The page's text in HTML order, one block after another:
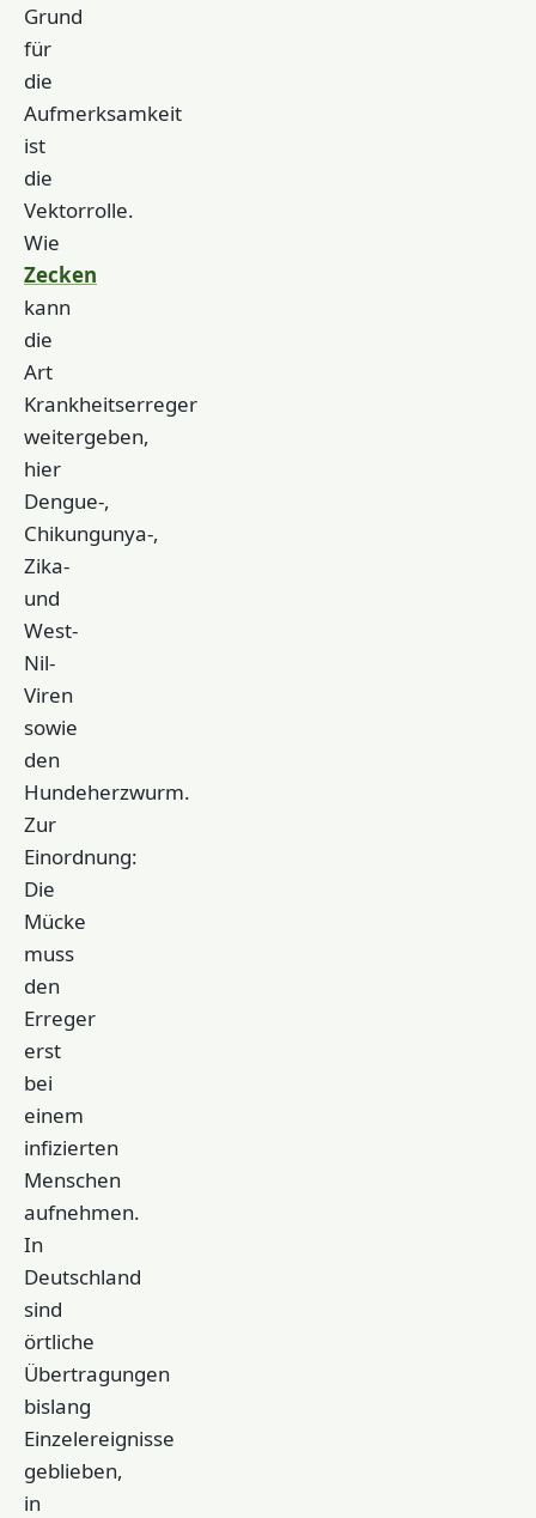
Grund
für
die
Aufmerksamkeit
ist
die
Vektorrolle.
Wie
Zecken
kann
die
Art
Krankheitserreger
weitergeben,
hier
Dengue-,
Chikungunya-,
Zika-
und
West-
Nil-
Viren
sowie
den
Hundeherzwurm.
Zur
Einordnung:
Die
Mücke
muss
den
Erreger
erst
bei
einem
infizierten
Menschen
aufnehmen.
In
Deutschland
sind
örtliche
Übertragungen
bislang
Einzelereignisse
geblieben,
in